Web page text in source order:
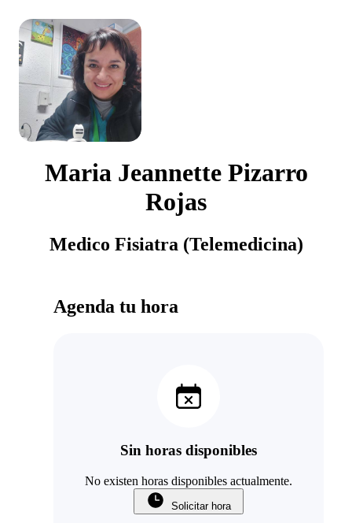
Maria Jeannette Pizarro
Rojas
Medico Fisiatra (Telemedicina)
Agenda tu hora
Sin horas disponibles
No existen horas disponibles actualmente.
Solicitar hora